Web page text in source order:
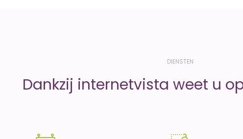
DIENSTEN
Dankzij internetvista weet u